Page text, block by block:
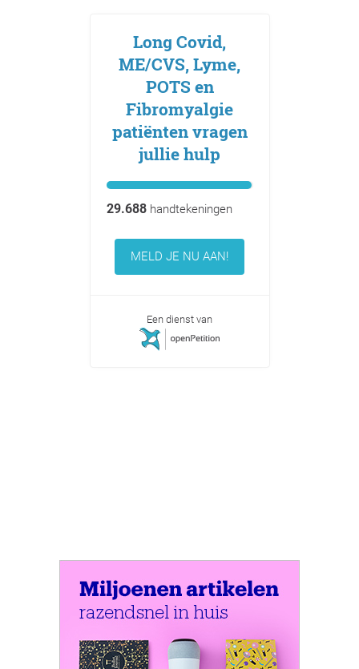
Long Covid,
ME/CVS, Lyme,
POTS en
Fibromyalgie
patiënten vragen
jullie hulp
29.688handtekeningen
MELD JE NU AAN!
Een dienst van